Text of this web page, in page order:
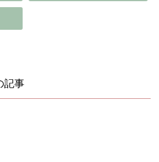
記事